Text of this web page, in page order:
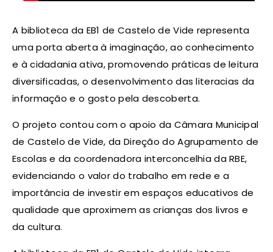
A biblioteca da EB1 de Castelo de Vide representa
uma porta aberta à imaginação, ao conhecimento
e à cidadania ativa, promovendo práticas de leitura
diversificadas, o desenvolvimento das literacias da
informação e o gosto pela descoberta.
O projeto contou com o apoio da Câmara Municipal
de Castelo de Vide, da Direção do Agrupamento de
Escolas e da coordenadora interconcelhia da RBE,
evidenciando o valor do trabalho em rede e a
importância de investir em espaços educativos de
qualidade que aproximem as crianças dos livros e
da cultura.